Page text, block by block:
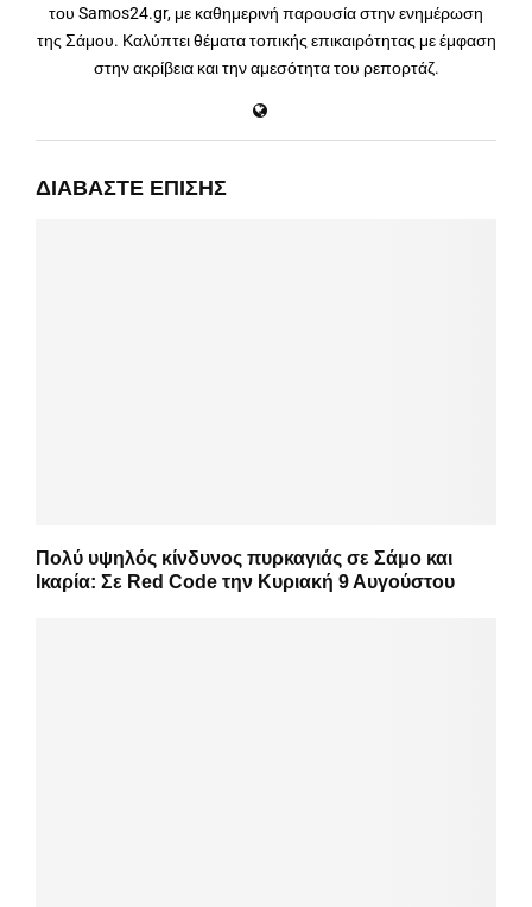
του Samos24.gr, με καθημερινή παρουσία στην ενημέρωση
της Σάμου. Καλύπτει θέματα τοπικής επικαιρότητας με έμφαση
στην ακρίβεια και την αμεσότητα του ρεπορτάζ.
ΔΙΑΒΆΣΤΕ ΕΠΊΣΗΣ
Πολύ υψηλός κίνδυνος πυρκαγιάς σε Σάμο και
Ικαρία: Σε Red Code την Κυριακή 9 Αυγούστου